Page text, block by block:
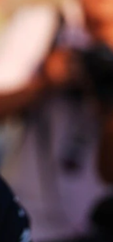
光一
ハミルトン。2026
ている。大きなルー